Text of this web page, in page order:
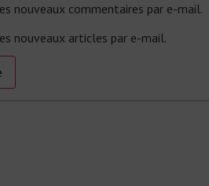
nouveaux commentaires par e-mail.
nouveaux articles par e-mail.